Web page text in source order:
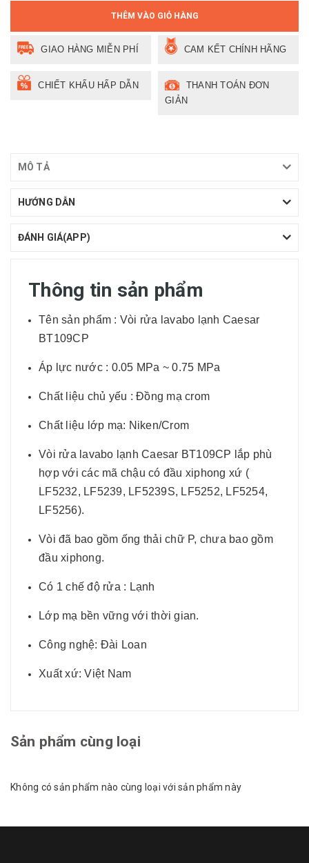
THÊM VÀO GIỎ HÀNG
GIAO HÀNG MIỄN PHÍ CAM KẾT CHÍNH HÃNG
CHIẾT KHẤU HẤP DẪN
THANH TOÁN ĐƠN
GIẢN
MÔ TẢ
HƯỚNG DẪN
ĐÁNH GIÁ(APP)
Thông tin sản phẩm
Tên sản phẩm : Vòi rửa lavabo lạnh Caesar
BT109CP
Áp lực nước : 0.05 MPa ~ 0.75 MPa
Chất liệu chủ yếu : Đồng mạ crom
Chất liệu lớp mạ: Niken/Crom
Vòi rửa lavabo lạnh Caesar BT109CP lắp phù
hợp với các mã chậu có đầu xiphong xứ (
LF5232, LF5239, LF5239S, LF5252, LF5254,
LF5256).
Vòi đã bao gồm ống thải chữ P, chưa bao gồm
đầu xiphong.
Có 1 chế độ rửa : Lạnh
Lớp mạ bền vững với thời gian.
Công nghệ: Đài Loan
Xuất xứ: Việt Nam
Sản phẩm cùng loại
Không có sản phẩm nào cùng loại với sản phẩm này